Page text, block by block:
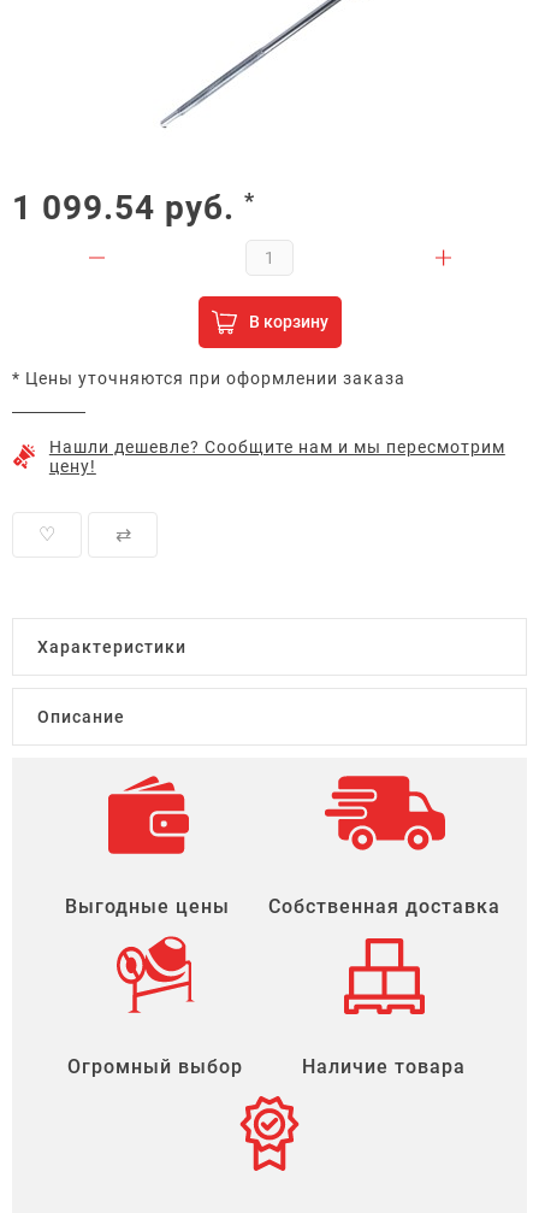
1 099.54 руб. *
В корзину
* Цены уточняются при оформлении заказа
Нашли дешевле? Сообщите нам и мы пересмотрим
цену!
♡ ⇄
Характеристики
Описание
Выгодные цены Собственная доставка
Огромный выбор Наличие товара